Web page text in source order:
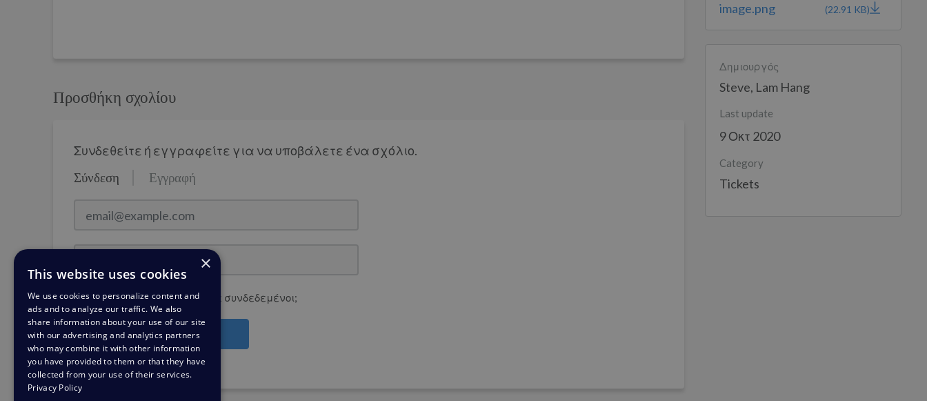
Προσθήκη σχολίου
Συνδεθείτε ή εγγραφείτε για να υποβάλετε ένα σχόλιο.
Σύνδεση Εγγραφή
Κωδικός πρόσβασης
Θέλετε να παραμείνετε συνδεδεμένοι;
Σύνδεση
Ξεχάσατε τον κωδικό πρόσβασης;
image.png (22.91 KB)
Δημιουργός
Steve, Lam Hang
Last update
9 Οκτ 2020
Category
Tickets
×
This website uses cookies
We use cookies to personalize content and
ads and to analyze our traffic. We also
share information about your use of our site
with our advertising and analytics partners
who may combine it with other information
you have provided to them or that they have
collected from your use of their services.
Privacy Policy